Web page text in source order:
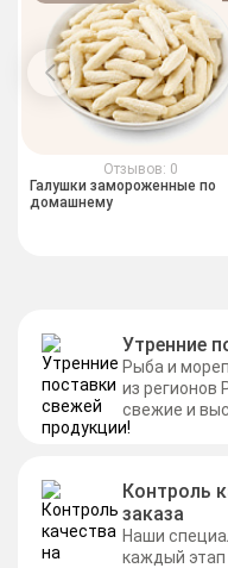
Отзывов: 0
Галушки замороженные по
домашнему
Утренние
Рыба и
из регионов
свежие и
Контроль
заказа
Наши
каждый этап